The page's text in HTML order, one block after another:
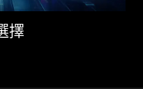
(GtG)
擇